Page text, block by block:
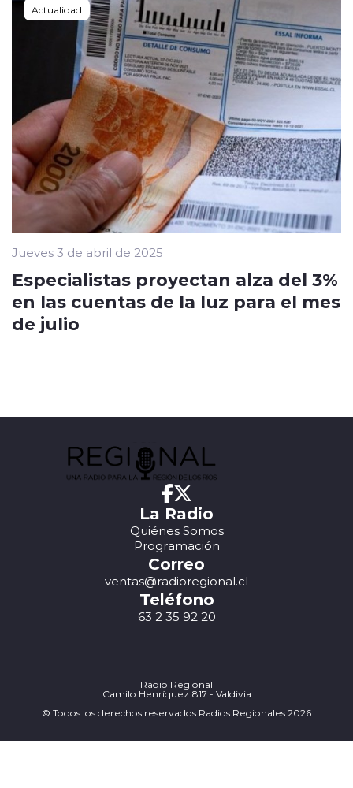
Actualidad
Jueves 3 de abril de 2025
Especialistas proyectan alza del 3%
en las cuentas de la luz para el mes
de julio
La Radio
Quiénes Somos
Programación
Correo
ventas@radioregional.cl
Teléfono
63 2 35 92 20
Radio Regional
Camilo Henríquez 817 - Valdivia
© Todos los derechos reservados Radios Regionales 2026